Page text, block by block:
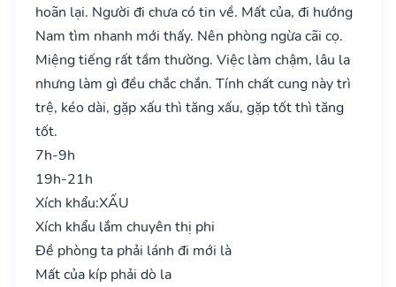
hoãn lại. Người đi chưa có tin về. Mất của, đi hướng
Nam tìm nhanh mới thấy. Nên phòng ngừa cãi cọ.
Miệng tiếng rất tầm thường. Việc làm chậm, lâu la
nhưng làm gì đều chắc chắn. Tính chất cung này trì
trệ, kéo dài, gặp xấu thì tăng xấu, gặp tốt thì tăng
tốt.
7h-9h
19h-21h
Xích khẩu:XẤU
Xích khẩu lắm chuyên thị phi
Đề phòng ta phải lánh đi mới là
Mất của kíp phải dò la